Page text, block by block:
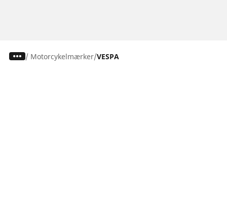
/ Motorcykelmærker VESPA